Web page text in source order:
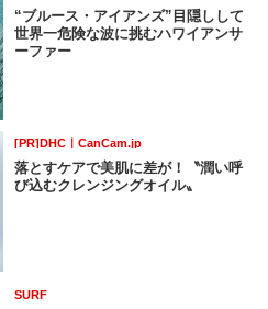
“ブルース・アイアンズ”目隠しして
世界一危険な波に挑むハワイアンサ
ーファー
[PR]DHC｜CanCam.jp
落とすケアで美肌に差が！〝潤い呼
び込むクレンジングオイル〟
SURF